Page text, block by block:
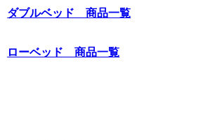
ダブルベッド 商品一覧
ローベッド 商品一覧